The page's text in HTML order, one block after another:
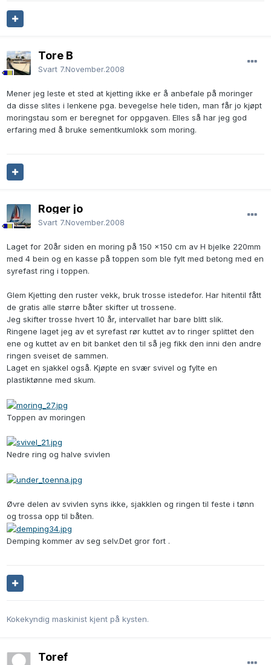
Tore B
Svart 7.November.2008
Mener jeg leste et sted at kjetting ikke er å anbefale på moringer
da disse slites i lenkene pga. bevegelse hele tiden, man får jo kjøpt
moringstau som er beregnet for oppgaven. Elles så har jeg god
erfaring med å bruke sementkumlokk som moring.
Roger jo
Svart 7.November.2008
Laget for 20år siden en moring på 150 x150 cm av H bjelke 220mm
med 4 bein og en kasse på toppen som ble fylt med betong med en
syrefast ring i toppen.
Glem Kjetting den ruster vekk, bruk trosse istedefor. Har hitentil fått
de gratis alle større båter skifter ut trossene.
Jeg skifter trosse hvert 10 år, intervallet har bare blitt slik.
Ringene laget jeg av et syrefast rør kuttet av to ringer splittet den
ene og kuttet av en bit banket den til så jeg fikk den inni den andre
ringen sveiset de sammen.
Laget en sjakkel også. Kjøpte en svær svivel og fylte en
plastiktønne med skum.
Toppen av moringen
Nedre ring og halve svivlen
Øvre delen av svivlen syns ikke, sjakklen og ringen til feste i tønn
og trossa opp til båten.
Demping kommer av seg selv.Det gror fort .
Kokekyndig maskinist kjent på kysten.
Toref